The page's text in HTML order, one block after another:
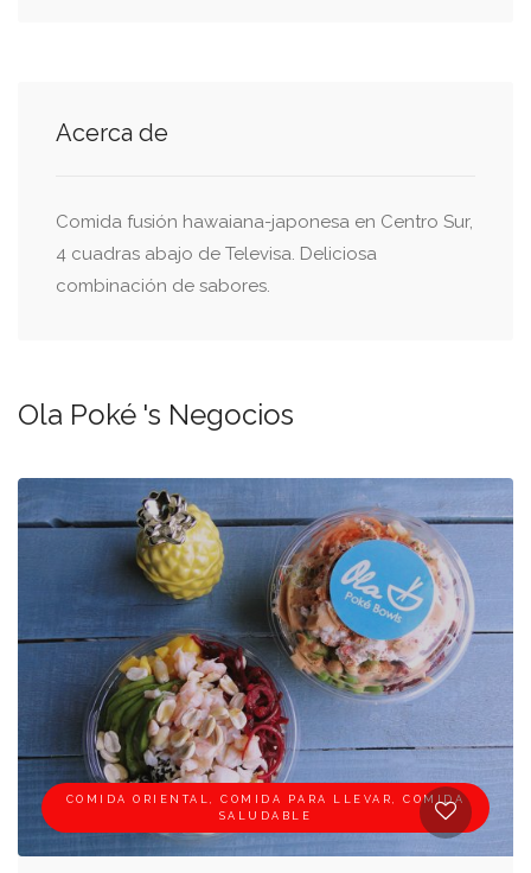
Acerca de
Comida fusión hawaiana-japonesa en Centro Sur,
4 cuadras abajo de Televisa. Deliciosa
combinación de sabores.
Ola Poké 's Negocios
COMIDA ORIENTAL, COMIDA PARA LLEVAR, COMIDA
SALUDABLE